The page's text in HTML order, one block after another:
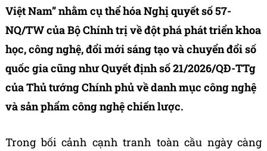
Việt Nam” nhằm cụ thể hóa Nghị quyết số 57-
NQ/TW của Bộ Chính trị về đột phá phát triển khoa
học, công nghệ, đổi mới sáng tạo và chuyển đổi số
quốc gia cũng như Quyết định số 21/2026/QĐ-TTg
của Thủ tướng Chính phủ về danh mục công nghệ
và sản phẩm công nghệ chiến lược.
Trong bối cảnh cạnh tranh toàn cầu ngày càng